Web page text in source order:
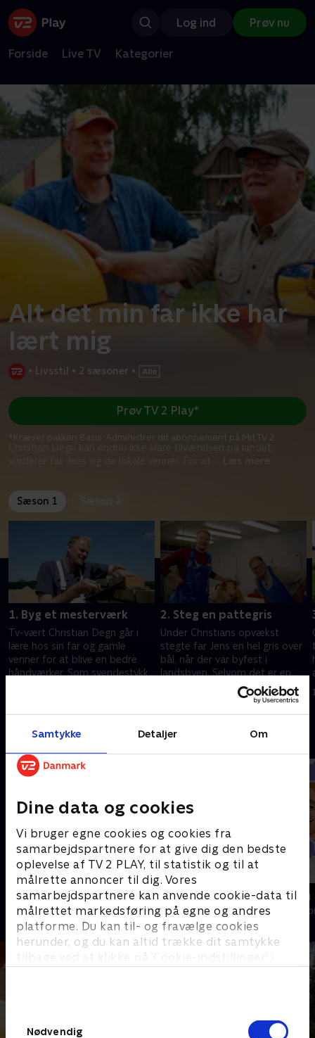
Samtykke Detaljer Om
Dine data og cookies
Vi bruger egne cookies og cookies fra
samarbejdspartnere for at give dig den bedste
oplevelse af TV 2 PLAY, til statistik og til at
målrette annoncer til dig. Vores
samarbejdspartnere kan anvende cookie-data til
målrettet markedsføring på egne og andres
platforme. Du kan til- og fravælge cookies
herunder, og du kan altid trække dit samtykke
tilbage ved at klikke på ’Cookie-indstillinger’ i
Nødvendig
Log ind Prøv nu
Forside Live TV Kategorier
Alt det min far ikke har
lært mig
• Livsstil • 2 sæsoner •
Christian Degn kan endnu ikke klare tilværelsen på landet,
vurderer far Jens og de lokale venner. For at
Læs mere
Prøv TV 2 Play*
*Kræver pakken Basis. Administrer dit abonnement på Mit TV 2.
Sæson 1
1. Byg et mesterværk
Tv-vært Christian Degn går i
lære hos sin far og gamle
venner for at blive en bedre
håndværker. Som svendestykke
2. Steg en pattegris
Under Christians opvækst
stegte far Jens en hel gris over
bål, når der var byfest i
landsbyen. Selvom det er en
stor mundfuld, vil Christian nu
9. november 2020 • 39 min
Andre så også
Degn vil være far
Livsstil • 1 sæsoner
Fotovognen
Livsstil • 2